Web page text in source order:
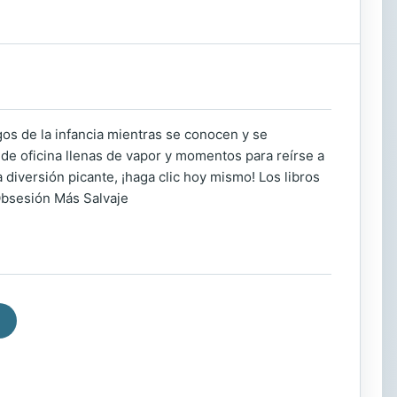
de la infancia mientras se conocen y se
oficina llenas de vapor y momentos para reírse a
picante, ¡haga clic hoy mismo! Los libros
Más Salvaje